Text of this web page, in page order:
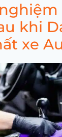
khi
xe